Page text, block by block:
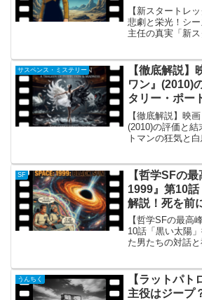
【新スタートレ
悲劇と栄光！シ
主任の真実「新
おいて、U.S.S.
保安主任...
サスペンス・ミステリー
【徹底解説】
ワン』(2010)
タリー・ポー
の湖の悲劇を
【徹底解説】映
(2010)の評価と結
トマンの狂気と
バレエ界の過酷
中...
SF
【哲学SFの
1999』第10
解説！死を前
と神秘体験
【哲学SFの最高
10話「黒い太陽
た男たちの対話
名作として名高
題...
うんちく
【ラットパト
主役はジープ